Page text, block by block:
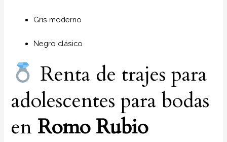
Gris moderno
Negro clásico
Renta de trajes para
adolescentes para bodas
en Romo Rubio